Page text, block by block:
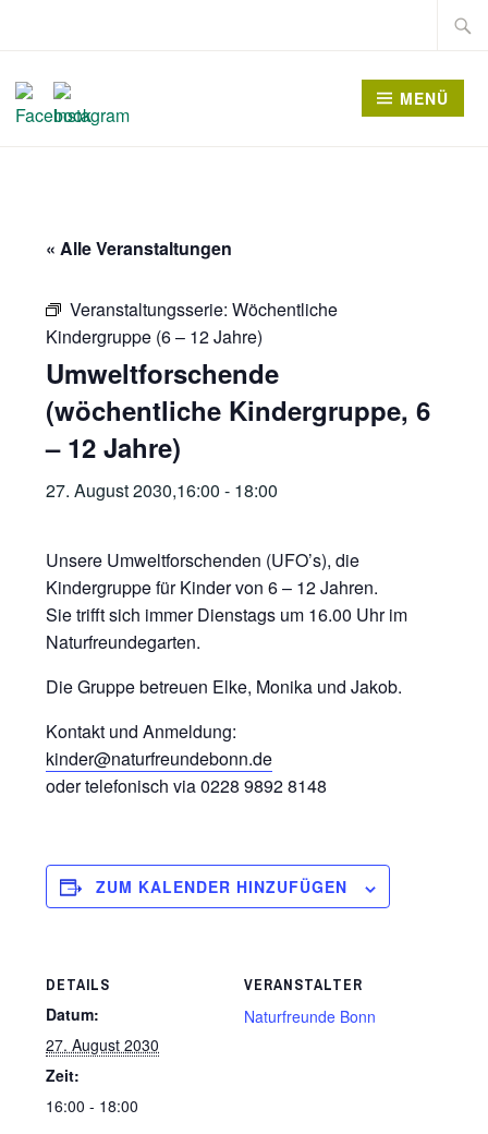
springen
Suche
MENÜ
« Alle Veranstaltungen
Veranstaltungsserie:Wöchentliche
Kindergruppe (6 – 12 Jahre)
Umweltforschende
(wöchentliche Kindergruppe, 6
– 12 Jahre)
27. August 2030,16:00 - 18:00
Unsere Umweltforschenden (UFO’s), die
Kindergruppe für Kinder von 6 – 12 Jahren.
Sie trifft sich immer Dienstags um 16.00 Uhr im
Naturfreundegarten.
Die Gruppe betreuen Elke, Monika und Jakob.
Kontakt und Anmeldung:
kinder@naturfreundebonn.de
oder telefonisch via 0228 9892 8148
ZUM KALENDER HINZUFÜGEN
DETAILS
Datum:
27. August 2030
Zeit:
16:00 - 18:00
VERANSTALTER
Naturfreunde Bonn